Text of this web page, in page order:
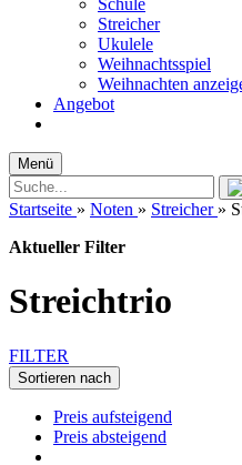
Schule
Streicher
Ukulele
Weihnachtsspiel
Weihnachten
Angebot
Menü
Startseite » Noten » Streicher »
Aktueller Filter
Streichtrio
FILTER
Sortieren nach
Preis aufsteigend
Preis absteigend